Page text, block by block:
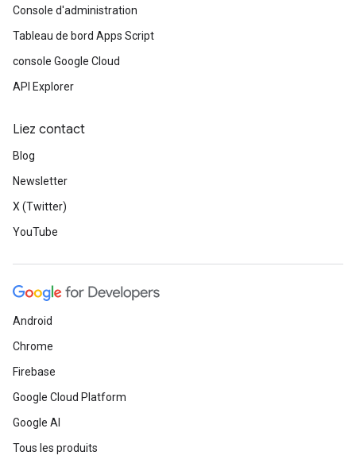
Console d'administration
Tableau de bord Apps Script
console Google Cloud
API Explorer
Liez contact
Blog
Newsletter
X (Twitter)
YouTube
Android
Chrome
Firebase
Google Cloud Platform
Google AI
Tous les produits